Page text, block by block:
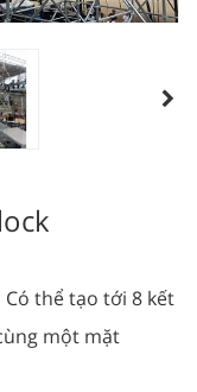
Có thể tạo tới 8 kết
một mặt